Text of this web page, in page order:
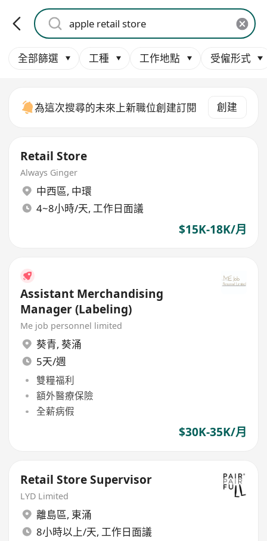
全部篩選 工種 工作地點 受僱形式
為這次搜尋的未來上新職位創建訂閱 創建
Retail Store
Always Ginger
中西區, 中環
4~8小時/天, 工作日面議
$15K-18K/月
Assistant Merchandising
Manager (Labeling)
Me job personnel limited
葵青, 葵涌
5天/週
雙糧福利
額外醫療保險
全薪病假
$30K-35K/月
Retail Store Supervisor
LYD Limited
離島區, 東涌
8小時以上/天, 工作日面議